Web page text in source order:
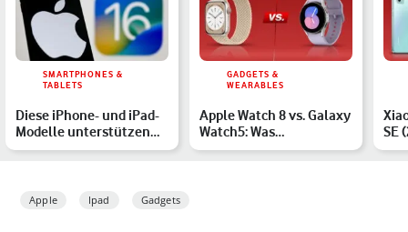
SMARTPHONES &
TABLETS
Diese iPhone- und iPad-
Modelle unterstützen
iOS 16 und iPadOS 16
GADGETS &
WEARABLES
Apple Watch 8 vs. Galaxy
Watch5: Was
unterscheidet die
SE
Apple Ipad Gadgets